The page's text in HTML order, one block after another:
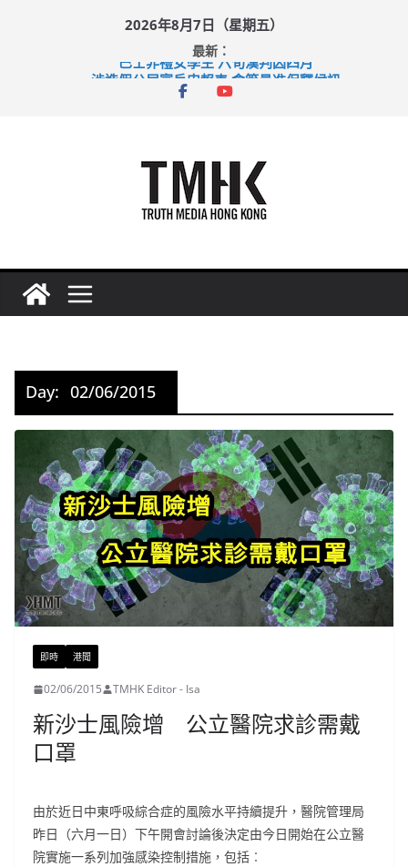
2026年8月7日（星期五）
最新：
巴士非禮女學生 六旬漢判囚四月
涉造假公屋富戶申報表 倉管員准保釋候訊
Day: 02/06/2015
即時 港聞
02/06/2015 TMHK Editor - Isa
新沙士風險增 公立醫院求診需戴
口罩
由於近日中東呼吸綜合症的風險水平持續提升，醫院管理局
昨日（六月一日）下午開會討論後決定由今日開始在公立醫
院實施一系列加強感染控制措施，包括︰